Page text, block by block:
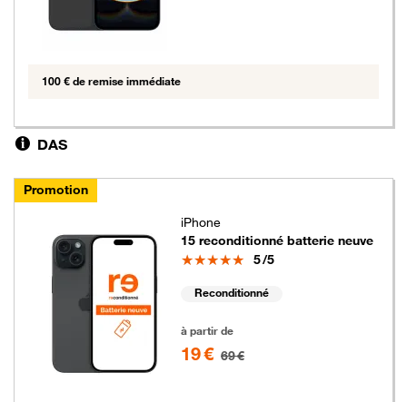
100 € de remise immédiate
DAS
Promotion
iPhone
15 reconditionné batterie neuve
Note
5/5
Reconditionné
à partir de
19 € 69 €